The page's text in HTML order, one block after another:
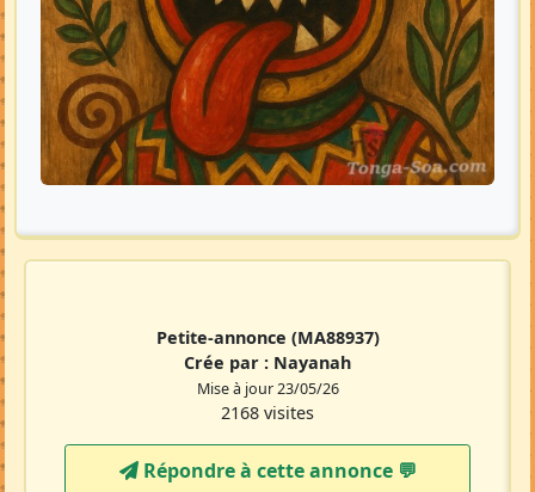
Petite-annonce (MA88937)
Crée par : Nayanah
Mise à jour 23/05/26
2168 visites
Répondre à cette annonce 💬​